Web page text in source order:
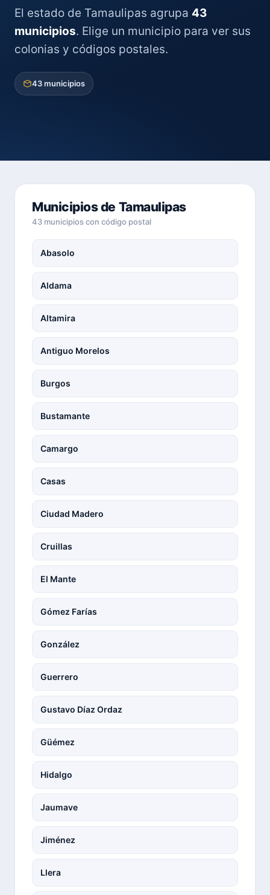
El estado de Tamaulipas agrupa 43
municipios. Elige un municipio para ver sus
colonias y códigos postales.
43 municipios
Municipios de Tamaulipas
43 municipios con código postal
Abasolo
Aldama
Altamira
Antiguo Morelos
Burgos
Bustamante
Camargo
Casas
Ciudad Madero
Cruillas
El Mante
Gómez Farías
González
Guerrero
Gustavo Díaz Ordaz
Güémez
Hidalgo
Jaumave
Jiménez
Llera